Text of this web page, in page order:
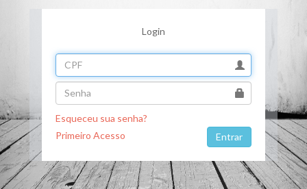
Login
Esqueceu sua senha?
Primeiro Acesso